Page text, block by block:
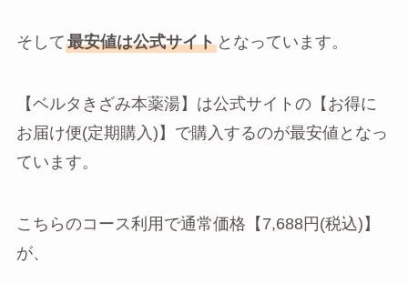
そして最安値は公式サイトとなっています。
【ベルタきざみ本薬湯】は公式サイトの【お得に
お届け便(定期購入)】で購入するのが最安値となっ
ています。
こちらのコース利用で通常価格【7,688円(税込)】
が、